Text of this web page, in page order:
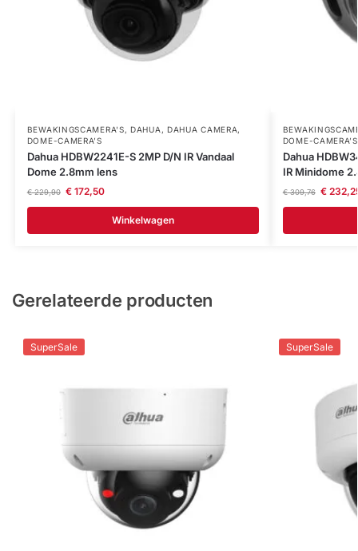
BEWAKINGSCAMERA'S,DAHUA , DAHUA CAMERA,
DOME-CAMERA’S
Dahua HDBW2241E-S 2MP D/N IR Vandaal
Dome 2.8mm lens
€229,90 €172,50
Winkelwagen
DOME-CAMERA’S
Dahua
IR Minidome
€309,76 €
Gerelateerde producten
SuperSale SuperSale